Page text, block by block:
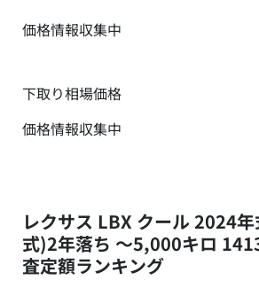
価格情報収集中
下取り相場価格
価格情報収集中
レクサス LBX クール 2024
式)2年落ち ～5,000キロ
査定額ランキング